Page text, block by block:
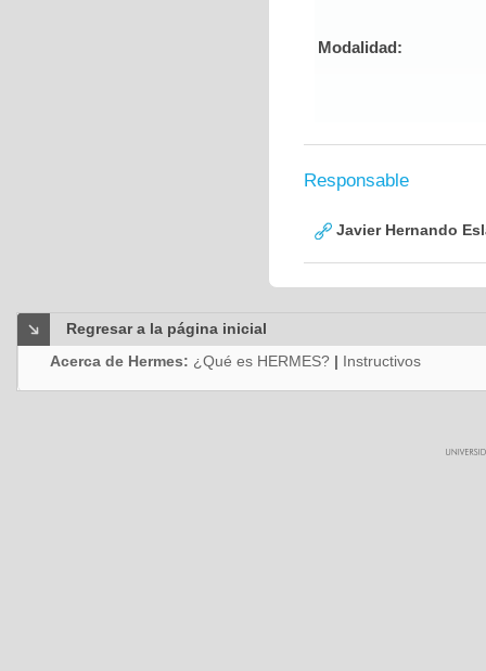
Modalidad:
Responsable
Javier Hernando
Regresar a la página inicial
Acerca de Hermes: ¿Qué es HERMES? | Instructivos